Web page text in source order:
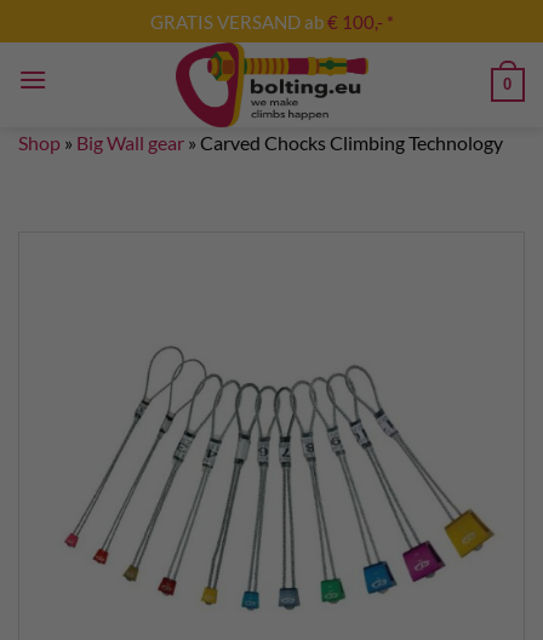
to
content
GRATIS VERSAND ab€ 100,- *
0
Shop » Big Wall gear » Carved Chocks Climbing Technology